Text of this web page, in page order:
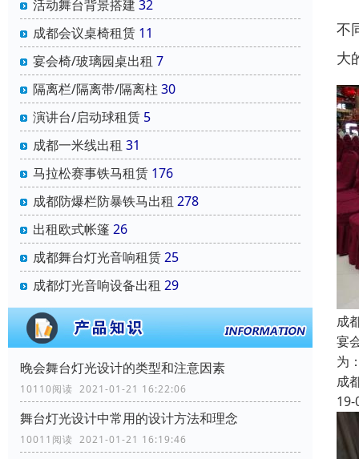
活动舞台背景搭建 32
成都会议桌椅租赁 11
宴会椅/玻璃园桌出租 7
隔离栏/隔离带/隔离柱 30
演讲台/启动球租赁 5
成都一米线出租 31
马拉松赛事铁马租赁 176
成都防爆栏防暴铁马出租 278
出租欧式帐篷 26
成都舞台灯光音响租赁25
成都灯光音响设备出租 29
晚会舞台灯光设计的类型和注意因素
10110阅读 2021-01-21 16:22:06
舞台灯光设计中常用的设计方法和理念
10011阅读 2021-01-21 16:19:46
不
大
成
宴
为
成
19-